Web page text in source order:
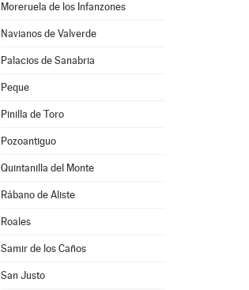
Moreruela de los Infanzones
Navianos de Valverde
Palacios de Sanabria
Peque
Pinilla de Toro
Pozoantiguo
Quintanilla del Monte
Rábano de Aliste
Roales
Samir de los Caños
San Justo